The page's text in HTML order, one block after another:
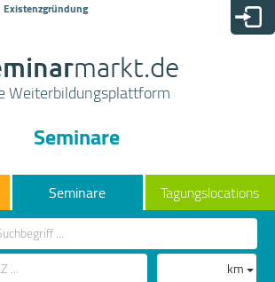
Existenzgründung
markt.de
Weiterbildungsplattform
Seminare
Seminare Tagungslocations
km